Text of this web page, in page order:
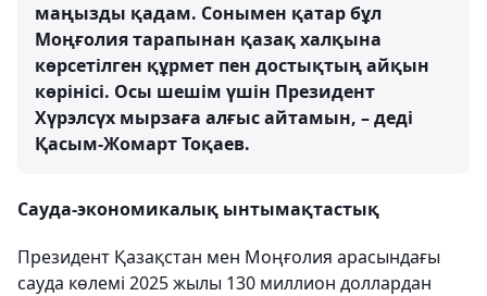
маңызды қадам. Сонымен қатар бұл
Моңғолия тарапынан қазақ халқына
көрсетілген құрмет пен достықтың айқын
көрінісі. Осы шешім үшін Президент
Хүрэлсүх мырзаға алғыс айтамын, – деді
Қасым-Жомарт Тоқаев.
Сауда-экономикалық ынтымақтастық
Президент Қазақстан мен Моңғолия арасындағы
сауда көлемі 2025 жылы 130 миллион доллардан